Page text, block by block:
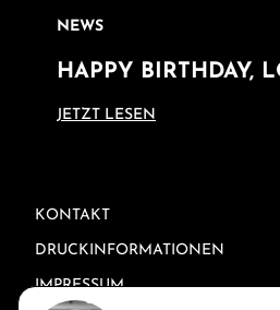
NEWS
HAPPY BIRTHDAY,
JETZT LESEN
KONTAKT
DRUCKINFORMATIONEN
IMPRESSUM